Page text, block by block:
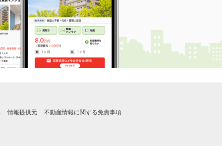
情報提供元 不動産情報に関する免責事項